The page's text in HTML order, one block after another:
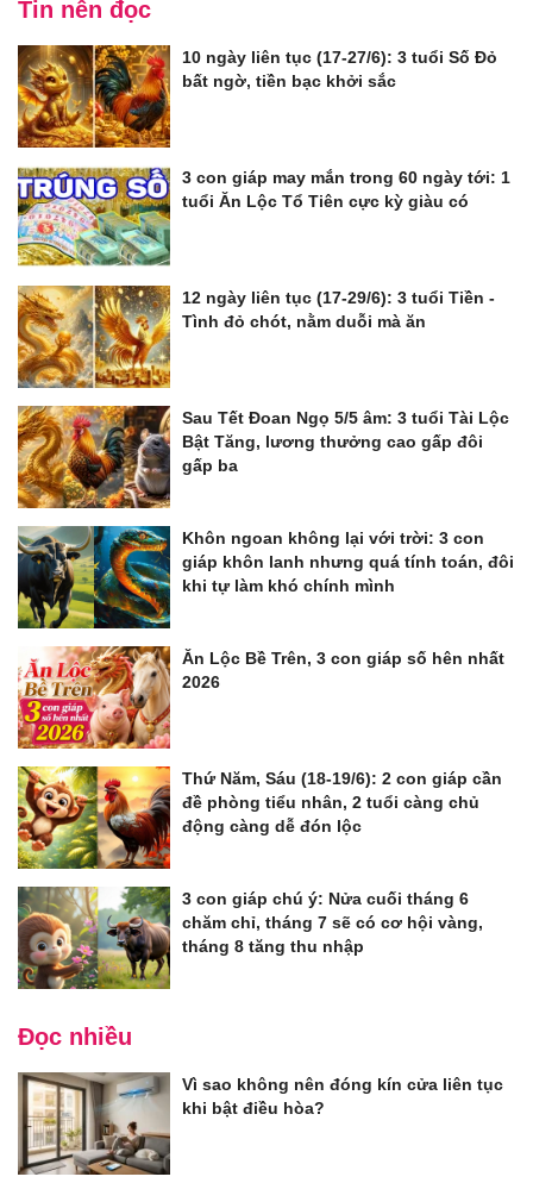
Tin nên đọc
10 ngày liên tục (17-27/6): 3 tuổi Số Đỏ
bất ngờ, tiền bạc khởi sắc
3 con giáp may mắn trong 60 ngày tới: 1
tuổi Ăn Lộc Tổ Tiên cực kỳ giàu có
12 ngày liên tục (17-29/6): 3 tuổi Tiền -
Tình đỏ chót, nằm duỗi mà ăn
Sau Tết Đoan Ngọ 5/5 âm: 3 tuổi Tài Lộc
Bật Tăng, lương thưởng cao gấp đôi
gấp ba
Khôn ngoan không lại với trời: 3 con
giáp khôn lanh nhưng quá tính toán, đôi
khi tự làm khó chính mình
Ăn Lộc Bề Trên, 3 con giáp số hên nhất
2026
Thứ Năm, Sáu (18-19/6): 2 con giáp cần
đề phòng tiểu nhân, 2 tuổi càng chủ
động càng dễ đón lộc
3 con giáp chú ý: Nửa cuối tháng 6
chăm chỉ, tháng 7 sẽ có cơ hội vàng,
tháng 8 tăng thu nhập
Đọc nhiều
Vì sao không nên đóng kín cửa liên tục
khi bật điều hòa?